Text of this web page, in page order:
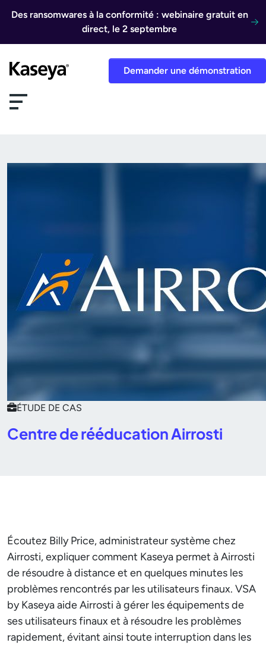
Des ransomwares à la conformité : webinaire gratuit en
direct, le 2 septembre
Demander une démonstration
ÉTUDE DE CAS
Centre de rééducation Airrosti
Écoutez Billy Price, administrateur système chez
Airrosti, expliquer comment Kaseya permet à Airrosti
de résoudre à distance et en quelques minutes les
problèmes rencontrés par les utilisateurs finaux. VSA
by Kaseya aide Airrosti à gérer les équipements de
ses utilisateurs finaux et à résoudre les problèmes
rapidement, évitant ainsi toute interruption dans les